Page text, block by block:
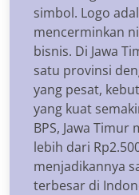
simbol. Logo
mencerminkan
bisnis. Di Jawa
satu provinsi
yang pesat,
yang kuat
BPS, Jawa Timur
lebih dari
menjadikannya
terbesar di